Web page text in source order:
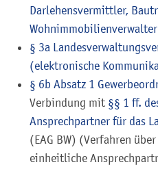
Darlehensvermittler,
§ 3a
(elektronische
§ 6b Absatz 1
Verbindung mit §§ 1 ff.
Ansprechpartner für das
(EAG BW) (Verfahren
einheitliche